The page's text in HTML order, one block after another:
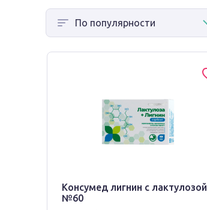
Консумед лигнин с лактулозой
№60